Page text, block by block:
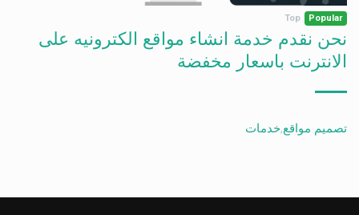
Popular
Top
نحن نقدم خدمة انشاء مواقع الكترونيه على
الانترنت باسعار مخفضة
تصميم مواقع,خدمات